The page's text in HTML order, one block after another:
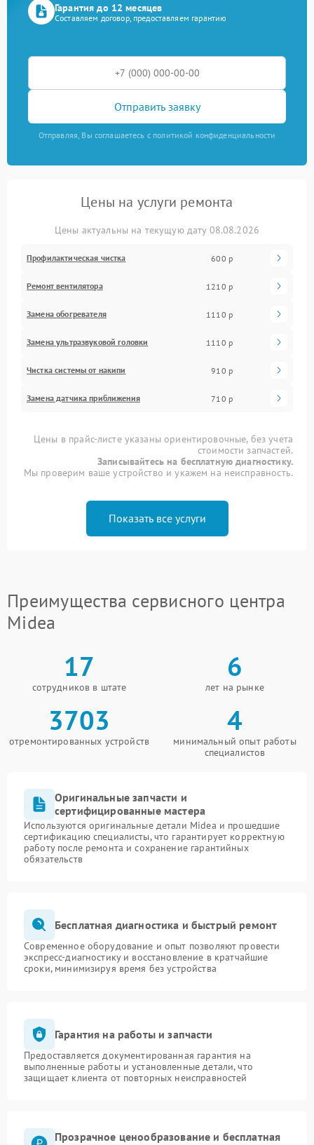
Гарантия до 12 месяцев
Составляем договор, предоставляем гарантию
Отправить заявку
Отправляя, Вы соглашаетесь с политикой конфиденциальности
Цены на услуги ремонта
Цены актуальны на текущую дату 08.08.2026
Профилактическая чистка 600 р
Ремонт вентилятора 1210 р
Замена обогревателя 1110 р
Замена ультразвуковой головки 1110 р
Чистка системы от накипи 910 р
Замена датчика приближения 710 р
Цены в прайс-листе указаны ориентировочные, без учета
стоимости запчастей.
Записывайтесь на бесплатную диагностику.
Мы проверим ваше устройство и укажем на неисправность.
Показать все услуги
Преимущества сервисного центра
Midea
17
сотрудников в штате
6
лет на рынке
3703
отремонтированных устройств
4
минимальный опыт работы
специалистов
Оригинальные запчасти и
сертифицированные мастера
Используются оригинальные детали Midea и прошедшие
сертификацию специалисты, что гарантирует корректную
работу после ремонта и сохранение гарантийных
обязательств
Бесплатная диагностика и быстрый ремонт
Современное оборудование и опыт позволяют провести
экспресс-диагностику и восстановление в кратчайшие
сроки, минимизируя время без устройства
Гарантия на работы и запчасти
Предоставляется документированная гарантия на
выполненные работы и установленные детали, что
защищает клиента от повторных неисправностей
Прозрачное ценообразование и бесплатная